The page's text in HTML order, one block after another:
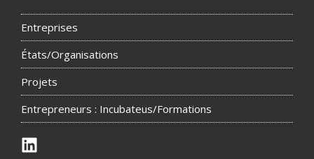
Entreprises
États/Organisations
Projets
Entrepreneurs : Incubateus/Formations